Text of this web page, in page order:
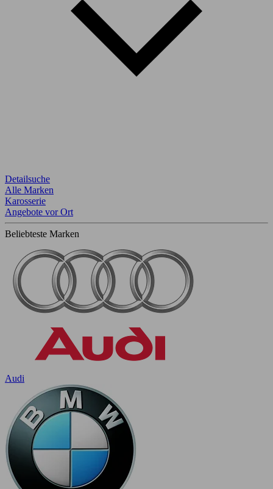
Detailsuche
Alle Marken
Karosserie
Angebote vor Ort
Beliebteste Marken
Audi